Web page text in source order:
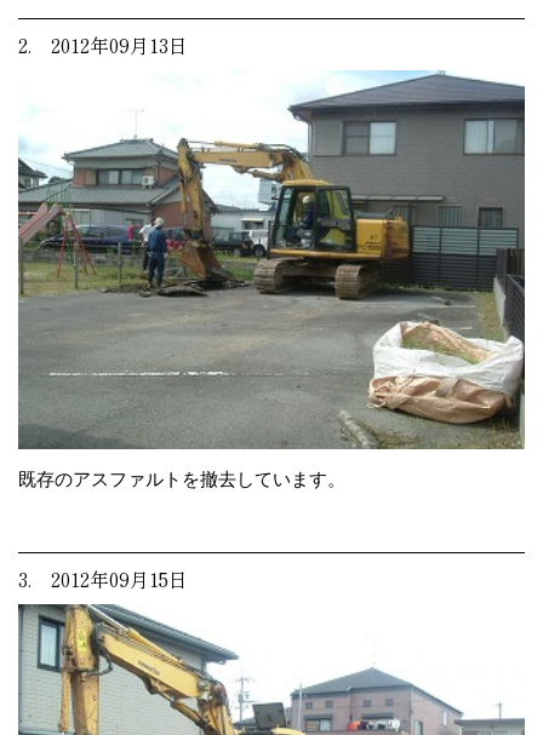
2. 2012年09月13日
既存のアスファルトを撤去しています。
3. 2012年09月15日